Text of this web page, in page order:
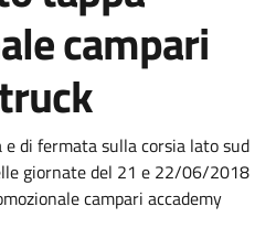
campari
notizia
di fermata sulla corsia lato sud
giornate del 21 e 22/06/2018
campari accademy